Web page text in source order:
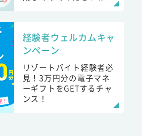
経験者ウェルカムキャ
ンペーン
リゾートバイト経験者必
見！3万円分の電子マネ
ーギフトをGETするチャ
ンス！